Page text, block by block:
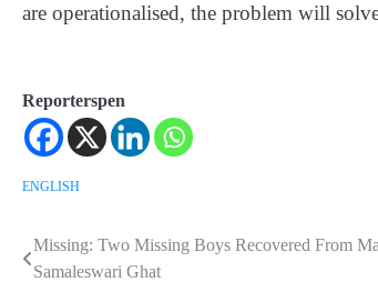
are operationalised, the problem will
Reporterspen
ENGLISH
Post
Missing: Two Missing Boys Recovered From
Samaleswari Ghat